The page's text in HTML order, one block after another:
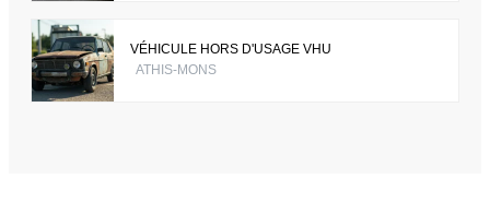
VÉHICULE HORS D'USAGE VHU
ATHIS-MONS